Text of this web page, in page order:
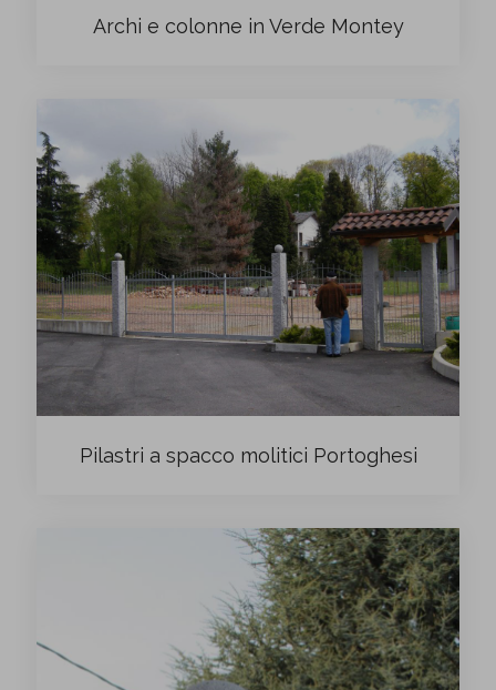
Archi e colonne in Verde Montey
Pilastri a spacco molitici Portoghesi